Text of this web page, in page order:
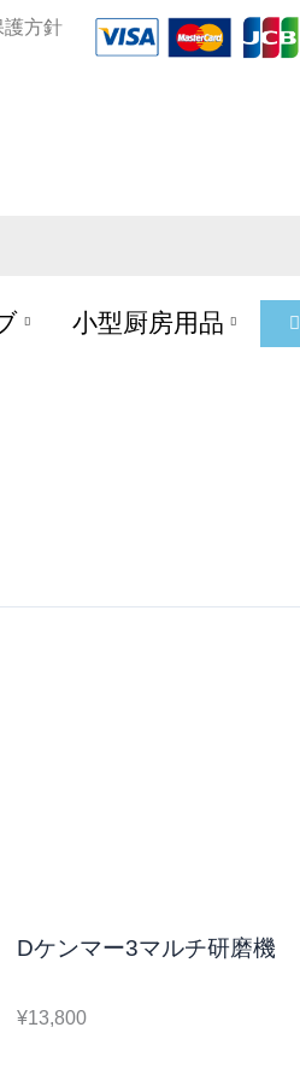
護方針
小型厨房用品
Dケンマー3マルチ研磨機
¥13,800